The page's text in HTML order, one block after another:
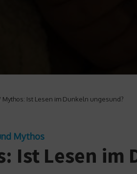
Mythos: Ist Lesen im Dunkeln ungesund?
Mythos
Ist Lesen im